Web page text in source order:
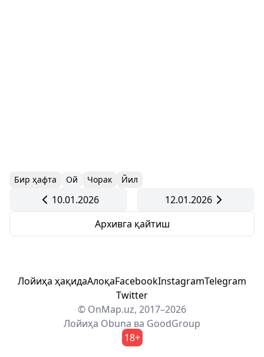
Бир ҳафта Ой Чорак Йил
10.01.2026
12.01.2026
Архивга қайтиш
Лойиҳа ҳақидаАлоқаFacebookInstagramTelegram
Twitter
© OnMap.uz, 2017–2026
Лойиҳа Obuna ва GoodGroup
18+